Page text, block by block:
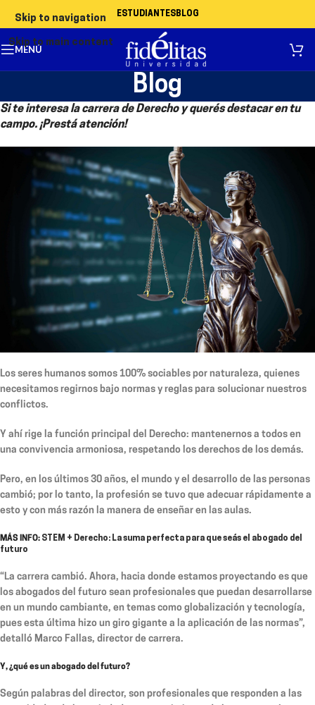
Skip to navigation
Skip to main content
ESTUDIANTESBLOG
MENÚ
Blog
Si te interesa la carrera de Derecho y querés destacar en tu
campo. ¡Prestá atención!
Los seres humanos somos 100% sociables por naturaleza, quienes
necesitamos regirnos bajo normas y reglas para solucionar nuestros
conflictos.
Y ahí rige la función principal del Derecho: mantenernos a todos en
una convivencia armoniosa, respetando los derechos de los demás.
Pero, en los últimos 30 años, el mundo y el desarrollo de las personas
cambió; por lo tanto, la profesión se tuvo que adecuar rápidamente a
esto y con más razón la manera de enseñar en las aulas.
MÁS INFO: STEM + Derecho: La suma perfecta para que seás el abogado del
futuro
“La carrera cambió. Ahora, hacia donde estamos proyectando es que
los abogados del futuro sean profesionales que puedan desarrollarse
en un mundo cambiante, en temas como globalización y tecnología,
pues esta última hizo un giro gigante a la aplicación de las normas”,
detalló Marco Fallas, director de carrera.
Y, ¿qué es un abogado del futuro?
Según palabras del director, son profesionales que responden a las